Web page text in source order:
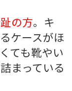
の方。キ
ケースがほ
ても靴やい
まっている